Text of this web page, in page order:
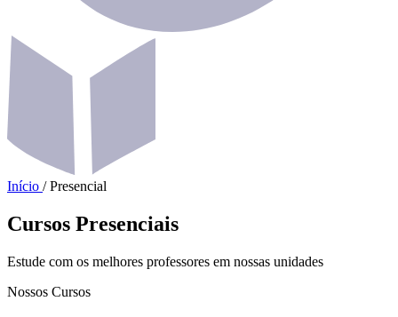
Início / Presencial
Cursos Presenciais
Estude com os melhores professores em nossas unidades
Nossos Cursos